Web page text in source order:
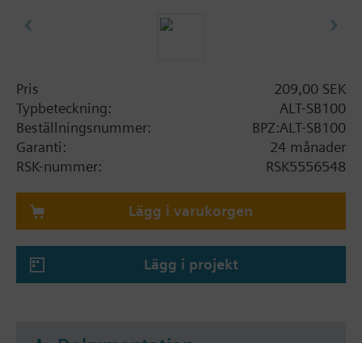
Dykrör av mässing är avsedda för vatten enligt
För snabb montering och demontering av
termostater och givare.
Pris
209,00 SEK
Typbeteckning:
ALT-SB100
Beställningsnummer:
BPZ:ALT-SB100
Garanti:
24 månader
RSK-nummer:
RSK5556548
Lägg i varukorgen
Lägg i projekt